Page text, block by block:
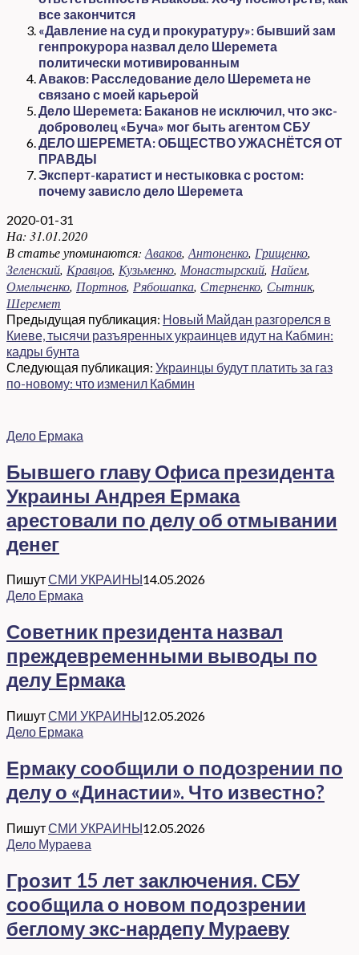
все закончится
«Давление на суд и прокуратуру»: бывший зам
генпрокурора назвал дело Шеремета
политически мотивированным
Аваков: Расследование дело Шеремета не
связано с моей карьерой
Дело Шеремета: Баканов не исключил, что экс-
доброволец «Буча» мог быть агентом СБУ
ДЕЛО ШЕРЕМЕТА: ОБЩЕСТВО УЖАСНЁТСЯ ОТ
ПРАВДЫ
Эксперт-каратист и нестыковка с ростом:
почему зависло дело Шеремета
2020-01-31
На: 31.01.2020
В статье упоминаются: Аваков, Антоненко, Грищенко,
Зеленский, Кравцов, Кузьменко, Монастырский, Найем,
Омельченко, Портнов, Рябошапка, Стерненко, Сытник,
Шеремет
Предыдущая публикация: Новый Майдан разгорелся в
Киеве, тысячи разъяренных украинцев идут на Кабмин:
кадры бунта
Следующая публикация: Украинцы будут платить за газ
по-новому: что изменил Кабмин
Дело Ермака
Бывшего главу Офиса президента
Украины Андрея Ермака
арестовали по делу об отмывании
денег
ПишутСМИ УКРАИНЫ14.05.2026
Дело Ермака
Советник президента назвал
преждевременными выводы по
делу Ермака
ПишутСМИ УКРАИНЫ12.05.2026
Дело Ермака
Ермаку сообщили о подозрении по
делу о «Династии». Что известно?
ПишутСМИ УКРАИНЫ12.05.2026
Дело Мураева
Грозит 15 лет заключения. СБУ
сообщила о новом подозрении
беглому экс-нардепу Мураеву